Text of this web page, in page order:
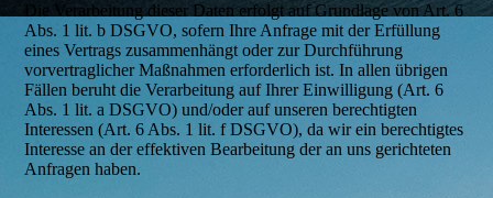
Die Verarbeitung dieser Daten erfolgt auf Grundlage von Art. 6
Abs. 1 lit. b DSGVO, sofern Ihre Anfrage mit der Erfüllung
eines Vertrags zusammenhängt oder zur Durchführung
vorvertraglicher Maßnahmen erforderlich ist. In allen übrigen
Fällen beruht die Verarbeitung auf Ihrer Einwilligung (Art. 6
Abs. 1 lit. a DSGVO) und/oder auf unseren berechtigten
Interessen (Art. 6 Abs. 1 lit. f DSGVO), da wir ein berechtigtes
Interesse an der effektiven Bearbeitung der an uns gerichteten
Anfragen haben.